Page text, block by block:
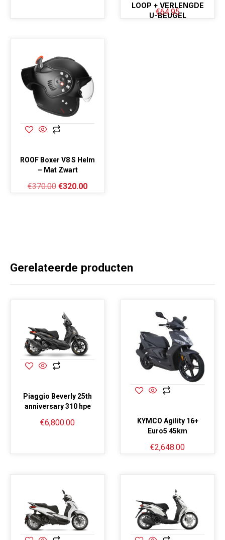
LOOP + VERLENGDE
U-BEUGEL
€64.95
ROOF Boxer V8 S Helm
– Mat Zwart
€370.00 €320.00
Gerelateerde producten
Piaggio Beverly 25th
anniversary 310 hpe
€6,800.00
KYMCO Agility 16+
Euro5 45km
€2,648.00